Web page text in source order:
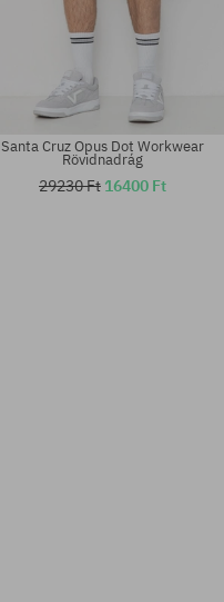
Santa Cruz Opus Dot Workwear
Rövidnadrág
29230 Ft 16400 Ft